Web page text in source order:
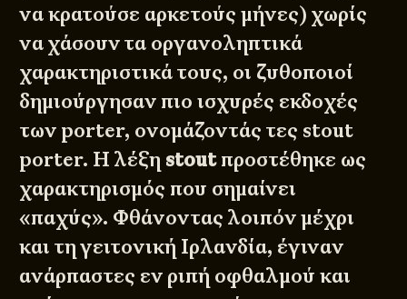
να κρατούσε αρκετούς μήνες) χωρίς
να χάσουν τα οργανοληπτικά
χαρακτηριστικά τους, οι ζυθοποιοί
δημιούργησαν πιο ισχυρές εκδοχές
των porter, ονομάζοντάς τες stout
porter. Η λέξη stoutπροστέθηκε ως
χαρακτηρισμός που σημαίνει
«παχύς». Φθάνοντας λοιπόν μέχρι
και τη γειτονική Ιρλανδία, έγιναν
ανάρπαστες εν ριπή οφθαλμού και